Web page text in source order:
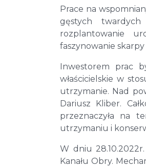
Prace na
gęstych
rozplantowanie
faszynowanie
Inwestorem prac
właścicielskie w
utrzymanie. Nad
Dariusz Kliber.
przeznaczyła na
utrzymaniu i
W dniu
Kanału Obry.